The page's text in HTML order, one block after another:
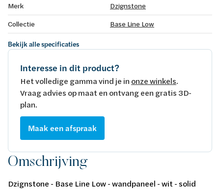
Merk
Dzignstone
Collectie
Base Line Low
Bekijk alle specificaties
Interesse in dit product?
Het volledige gamma vind je in onze winkels.
Vraag advies op maat en ontvang een gratis 3D-
plan.
Maak een afspraak
Omschrijving
Dzignstone - Base Line Low - wandpaneel - wit - solid